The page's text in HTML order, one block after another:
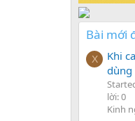
Bài mới
X
Khi
dùng
lời: 0
Kinh